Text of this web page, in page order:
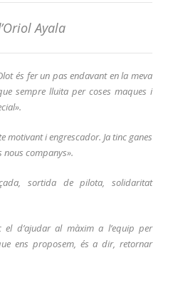
Ayala
és fer un pas endavant en la meva
sempre lluita per coses maques i
motivant i engrescador. Ja tinc ganes
nous companys».
sortida de pilota, solidaritat
d’ajudar al màxim a l’equip per
ens proposem, és a dir, retornar